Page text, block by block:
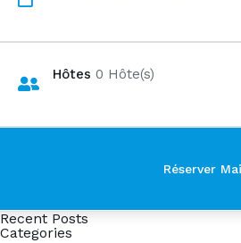
Hôtes 0 Hôte(s)
Recent Posts
Categories